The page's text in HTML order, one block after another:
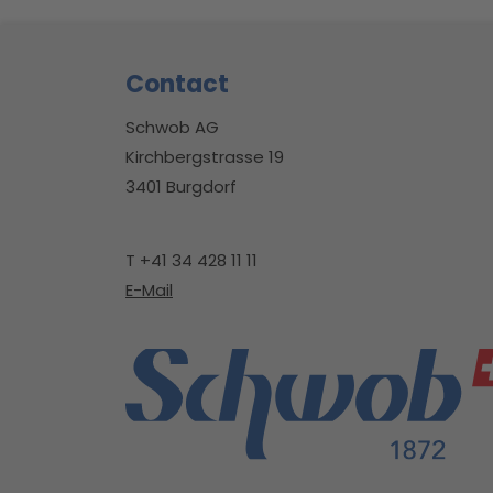
Contact
Schwob AG
Kirchbergstrasse 19
3401 Burgdorf
T +41 34 428 11 11
E-Mail